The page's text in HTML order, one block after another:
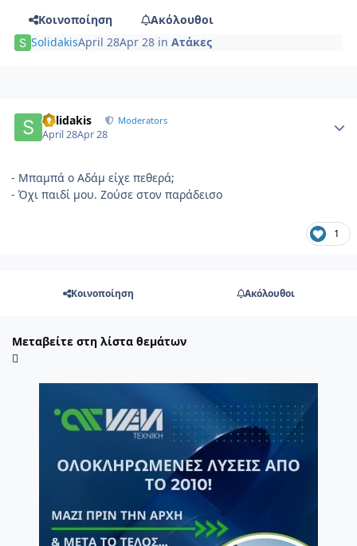
Κοινοποίηση
Ακόλουθοι
SolidakisApril 28Apr 28 inΑτάκες
Solidakis Moderators
April 28Apr 28
- Μπαμπά ο Αδάμ είχε πεθερά;
- Όχι παιδί μου. Ζούσε στον παράδεισο
1
Κοινοποίηση Ακόλουθοι
Μεταβείτε στη λίστα θεμάτων